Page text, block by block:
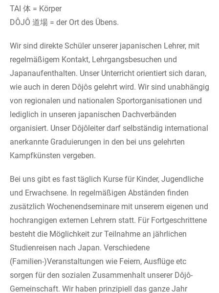
TAI 体 = Körper
DÔJÔ 道場 = der Ort des Übens.
Wir sind direkte Schüler unserer japanischen Lehrer, mit
regelmäßigem Kontakt, Lehrgangsbesuchen und
Japanaufenthalten. Unser Unterricht orientiert sich daran,
wie auch in deren Dôjôs gelehrt wird. Wir sind unabhängig
von regionalen und nationalen Sportorganisationen und
lediglich in unseren japanischen Dachverbänden
organisiert. Unser Dôjôleiter darf selbständig international
anerkannte Graduierungen in den bei uns gelehrten
Kampfkünsten vergeben.
Bei uns gibt es fast täglich Kurse für Kinder, Jugendliche
und Erwachsene. In regelmäßigen Abständen finden
zusätzlich Wochenendseminare mit unserem eigenen und
hochrangigen externen Lehrern statt. Für Fortgeschrittene
besteht die Möglichkeit zur Teilnahme an jährlichen
Studienreisen nach Japan. Verschiedene
(Familien-)Veranstaltungen wie Feiern, Ausflüge etc
sorgen für den sozialen Zusammenhalt unserer Dôjô-
Gemeinschaft. Wir haben prinzipiell das ganze Jahr